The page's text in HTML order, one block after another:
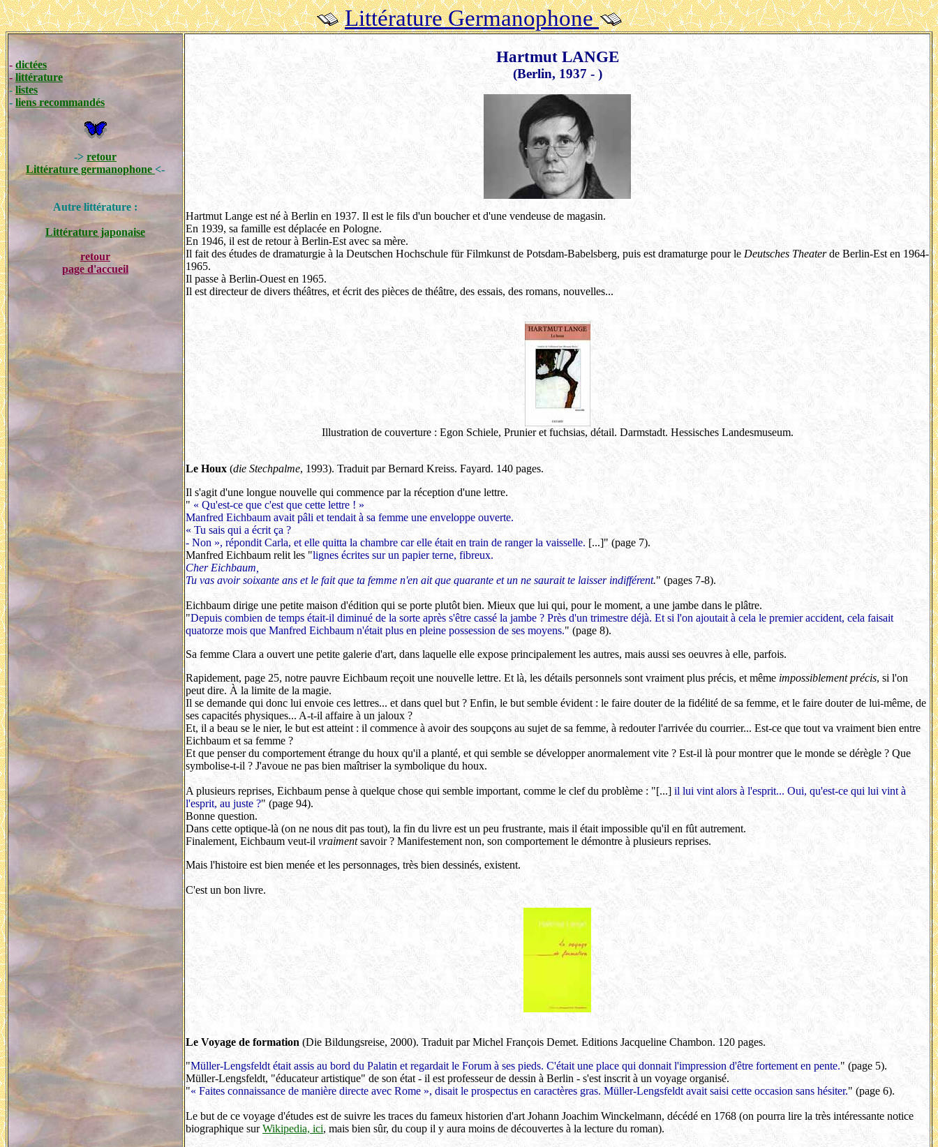
Littérature Germanophone
- dictées
- littérature
-listes
- liens recommandés
-> retour
Littérature germanophone <-
Autre littérature :
Littérature japonaise
retour
page d'accueil
Hartmut LANGE
(Berlin, 1937 - )
Hartmut Lange est né à Berlin en 1937. Il est le fils d'un boucher et d'une vendeuse de magasin.
En 1939, sa famille est déplacée en Pologne.
En 1946, il est de retour à Berlin-Est avec sa mère.
Il fait des études de dramaturgie à la Deutschen Hochschule für Filmkunst de Potsdam-Babelsberg, puis est dramaturge pour le Deutsches Theaterde Berlin-Est en 1964-
1965.
Il passe à Berlin-Ouest en 1965.
Il est directeur de divers théâtres, et écrit des pièces de théâtre, des essais, des romans, nouvelles...
Illustration de couverture : Egon Schiele, Prunier et fuchsias, détail. Darmstadt. Hessisches Landesmuseum.
Le Houx (die Stechpalme, 1993). Traduit par Bernard Kreiss. Fayard. 140 pages.
Il s'agit d'une longue nouvelle qui commence par la réception d'une lettre.
" « Qu'est-ce que c'est que cette lettre ! »
Manfred Eichbaum avait pâli et tendait à sa femme une enveloppe ouverte.
« Tu sais qui a écrit ça ?
- Non », répondit Carla, et elle quitta la chambre car elle était en train de ranger la vaisselle. [...]" (page 7).
Manfred Eichbaum relit les "lignes écrites sur un papier terne, fibreux.
Cher Eichbaum,
Tu vas avoir soixante ans et le fait que ta femme n'en ait que quarante et un ne saurait te laisser indifférent." (pages 7-8).
Eichbaum dirige une petite maison d'édition qui se porte plutôt bien. Mieux que lui qui, pour le moment, a une jambe dans le plâtre.
"Depuis combien de temps était-il diminué de la sorte après s'être cassé la jambe ? Près d'un trimestre déjà. Et si l'on ajoutait à cela le premier accident, cela faisait
quatorze mois que Manfred Eichbaum n'était plus en pleine possession de ses moyens." (page 8).
Sa femme Clara a ouvert une petite galerie d'art, dans laquelle elle expose principalement les autres, mais aussi ses oeuvres à elle, parfois.
Rapidement, page 25, notre pauvre Eichbaum reçoit une nouvelle lettre. Et là, les détails personnels sont vraiment plus précis, et même impossiblement précis, si l'on
peut dire. À la limite de la magie.
Il se demande qui donc lui envoie ces lettres... et dans quel but ? Enfin, le but semble évident : le faire douter de la fidélité de sa femme, et le faire douter de lui-même, de
ses capacités physiques... A-t-il affaire à un jaloux ?
Et, il a beau se le nier, le but est atteint : il commence à avoir des soupçons au sujet de sa femme, à redouter l'arrivée du courrier... Est-ce que tout va vraiment bien entre
Eichbaum et sa femme ?
Et que penser du comportement étrange du houx qu'il a planté, et qui semble se développer anormalement vite ? Est-il là pour montrer que le monde se dérègle ? Que
symbolise-t-il ? J'avoue ne pas bien maîtriser la symbolique du houx.
A plusieurs reprises, Eichbaum pense à quelque chose qui semble important, comme le clef du problème : "[...] il lui vint alors à l'esprit... Oui, qu'est-ce qui lui vint à
l'esprit, au juste ?" (page 94).
Bonne question.
Dans cette optique-là (on ne nous dit pas tout), la fin du livre est un peu frustrante, mais il était impossible qu'il en fût autrement.
Finalement, Eichbaum veut-il vraimentsavoir ? Manifestement non, son comportement le démontre à plusieurs reprises.
Mais l'histoire est bien menée et les personnages, très bien dessinés, existent.
C'est un bon livre.
Le Voyage de formation (Die Bildungsreise, 2000). Traduit par Michel François Demet. Editions Jacqueline Chambon. 120 pages.
"Müller-Lengsfeldt était assis au bord du Palatin et regardait le Forum à ses pieds. C'était une place qui donnait l'impression d'être fortement en pente." (page 5).
Müller-Lengsfeldt, "éducateur artistique" de son état - il est professeur de dessin à Berlin - s'est inscrit à un voyage organisé.
"« Faites connaissance de manière directe avec Rome », disait le prospectus en caractères gras. Müller-Lengsfeldt avait saisi cette occasion sans hésiter." (page 6).
Le but de ce voyage d'études est de suivre les traces du fameux historien d'art Johann Joachim Winckelmann, décédé en 1768 (on pourra lire la très intéressante notice
biographique surWikipedia, ici, mais bien sûr, du coup il y aura moins de découvertes à la lecture du roman).